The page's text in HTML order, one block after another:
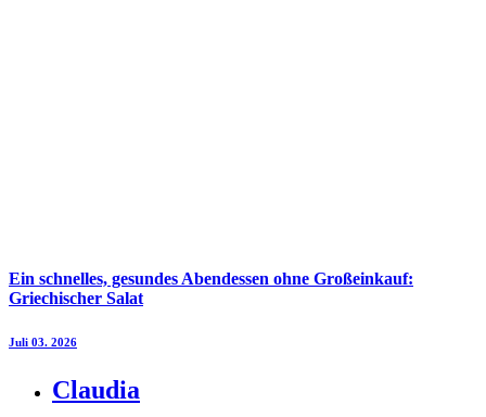
Ein schnelles, gesundes Abendessen ohne Großeinkauf:
Griechischer Salat
Juli 03. 2026
Claudia